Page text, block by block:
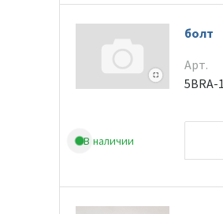
В наличии
болт
Арт.
5BRA-